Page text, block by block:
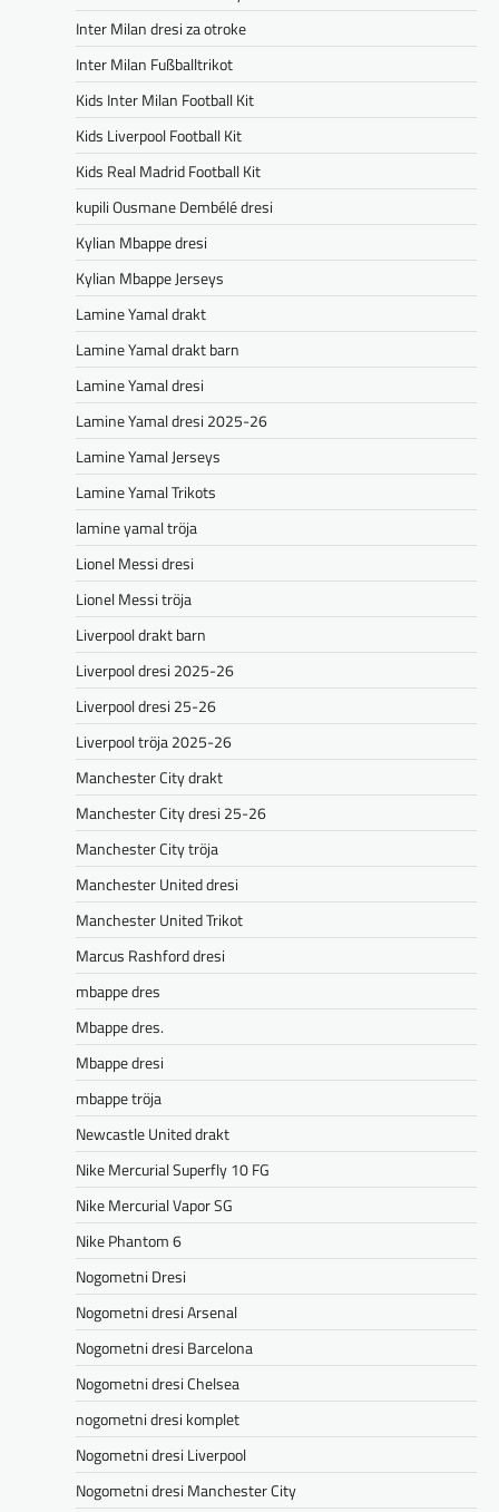
Inter Milan dresi za otroke
Inter Milan Fußballtrikot
Kids Inter Milan Football Kit
Kids Liverpool Football Kit
Kids Real Madrid Football Kit
kupili Ousmane Dembélé dresi
Kylian Mbappe dresi
Kylian Mbappe Jerseys
Lamine Yamal drakt
Lamine Yamal drakt barn
Lamine Yamal dresi
Lamine Yamal dresi 2025-26
Lamine Yamal Jerseys
Lamine Yamal Trikots
lamine yamal tröja
Lionel Messi dresi
Lionel Messi tröja
Liverpool drakt barn
Liverpool dresi 2025-26
Liverpool dresi 25-26
Liverpool tröja 2025-26
Manchester City drakt
Manchester City dresi 25-26
Manchester City tröja
Manchester United dresi
Manchester United Trikot
Marcus Rashford dresi
mbappe dres
Mbappe dres.
Mbappe dresi
mbappe tröja
Newcastle United drakt
Nike Mercurial Superfly 10 FG
Nike Mercurial Vapor SG
Nike Phantom 6
Nogometni Dresi
Nogometni dresi Arsenal
Nogometni dresi Barcelona
Nogometni dresi Chelsea
nogometni dresi komplet
Nogometni dresi Liverpool
Nogometni dresi Manchester City